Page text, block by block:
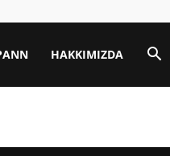
HAKKIMIZDA